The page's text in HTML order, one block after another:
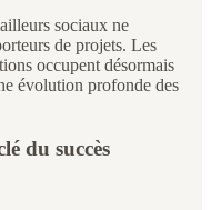
sociaux ne
de projets. Les
occupent désormais
évolution profonde des
du succès